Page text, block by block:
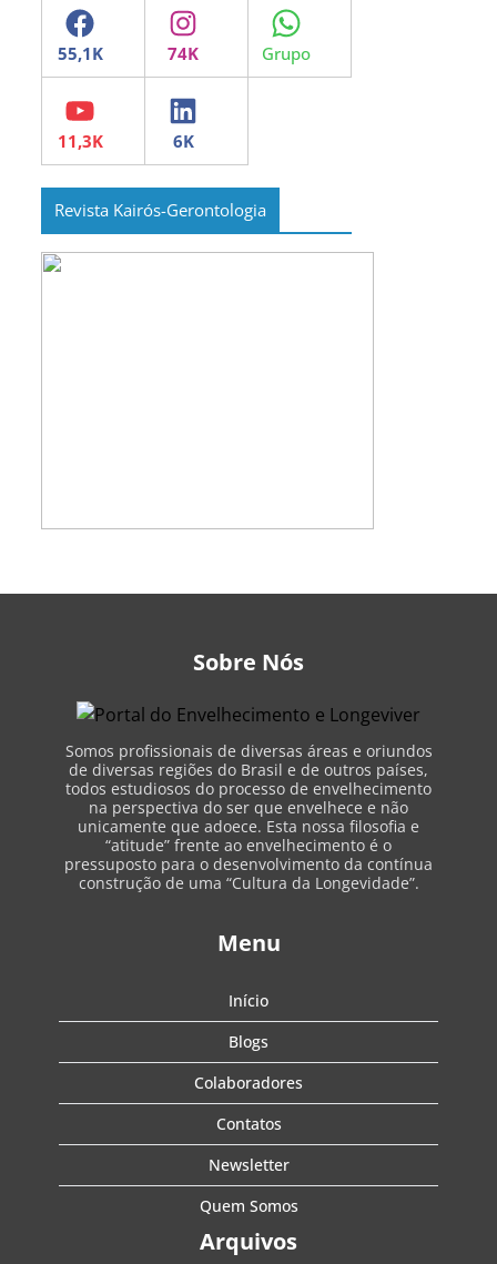
Facebook Instagram WhatsApp
YouTube LinkedIn
Revista Kairós-Gerontologia
Sobre Nós
Somos profissionais de diversas áreas e oriundos
de diversas regiões do Brasil e de outros países,
todos estudiosos do processo de envelhecimento
na perspectiva do ser que envelhece e não
unicamente que adoece. Esta nossa filosofia e
“atitude” frente ao envelhecimento é o
pressuposto para o desenvolvimento da contínua
construção de uma “Cultura da Longevidade”.
Menu
Início
Blogs
Colaboradores
Contatos
Newsletter
Quem Somos
Arquivos